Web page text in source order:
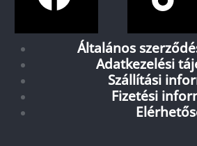
Általános
Adatkezelési
Szállítási
Fizetési